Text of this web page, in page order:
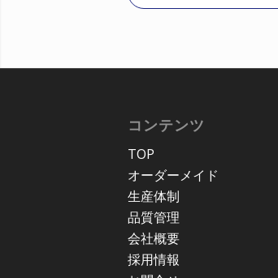
コンテンツ
TOP
オーダーメイド
生産体制
品質管理
会社概要
採用情報